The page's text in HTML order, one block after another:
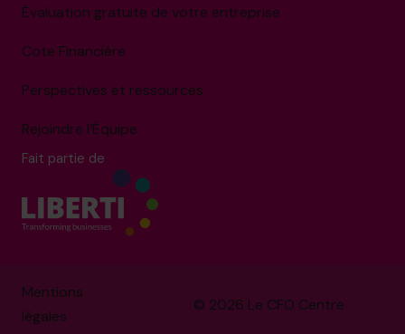
Évaluation gratuite de votre entreprise
Cote Financière
Perspectives et ressources
Rejoindre l’Équipe
Fait partie de
© 2026 Le CFO Centre
Mentions
légales